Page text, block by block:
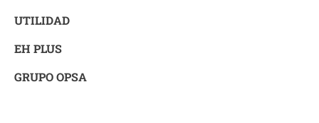
UTILIDAD
EH PLUS
GRUPO OPSA